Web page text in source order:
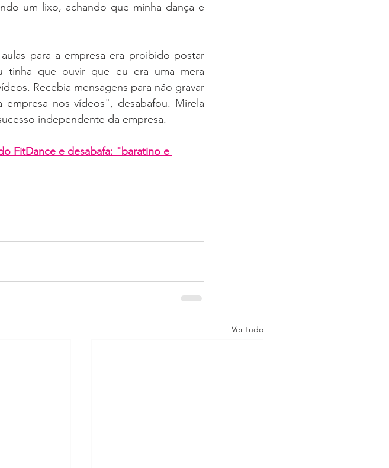
um lixo, achando que minha dança e
para a empresa era proibido postar
tinha que ouvir que eu era uma mera
Recebia mensagens para não gravar
nos vídeos", desabafou. Mirela
independente da empresa.
FitDance e desabafa: "baratino e
Ver tudo